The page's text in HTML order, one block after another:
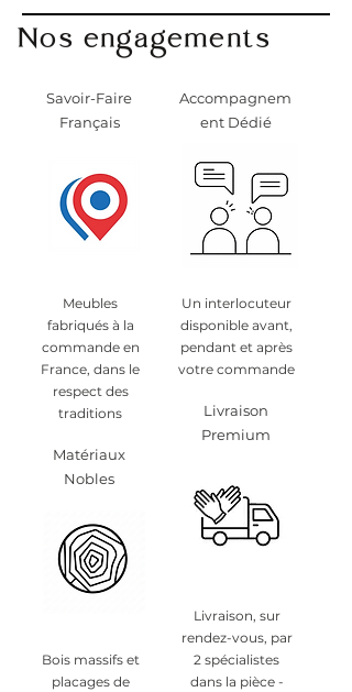
Nos engagements
Savoir-Faire
Français
Meubles
fabriqués à la
commande en
France, dans le
respect des
traditions
Matériaux
Nobles
Bois massifs et
placages de
Accompagnem
ent Dédié
Un interlocuteur
disponible avant,
pendant et après
votre commande
Livraison
Premium
Livraison, sur
rendez-vous, par
2 spécialistes
dans la pièce -